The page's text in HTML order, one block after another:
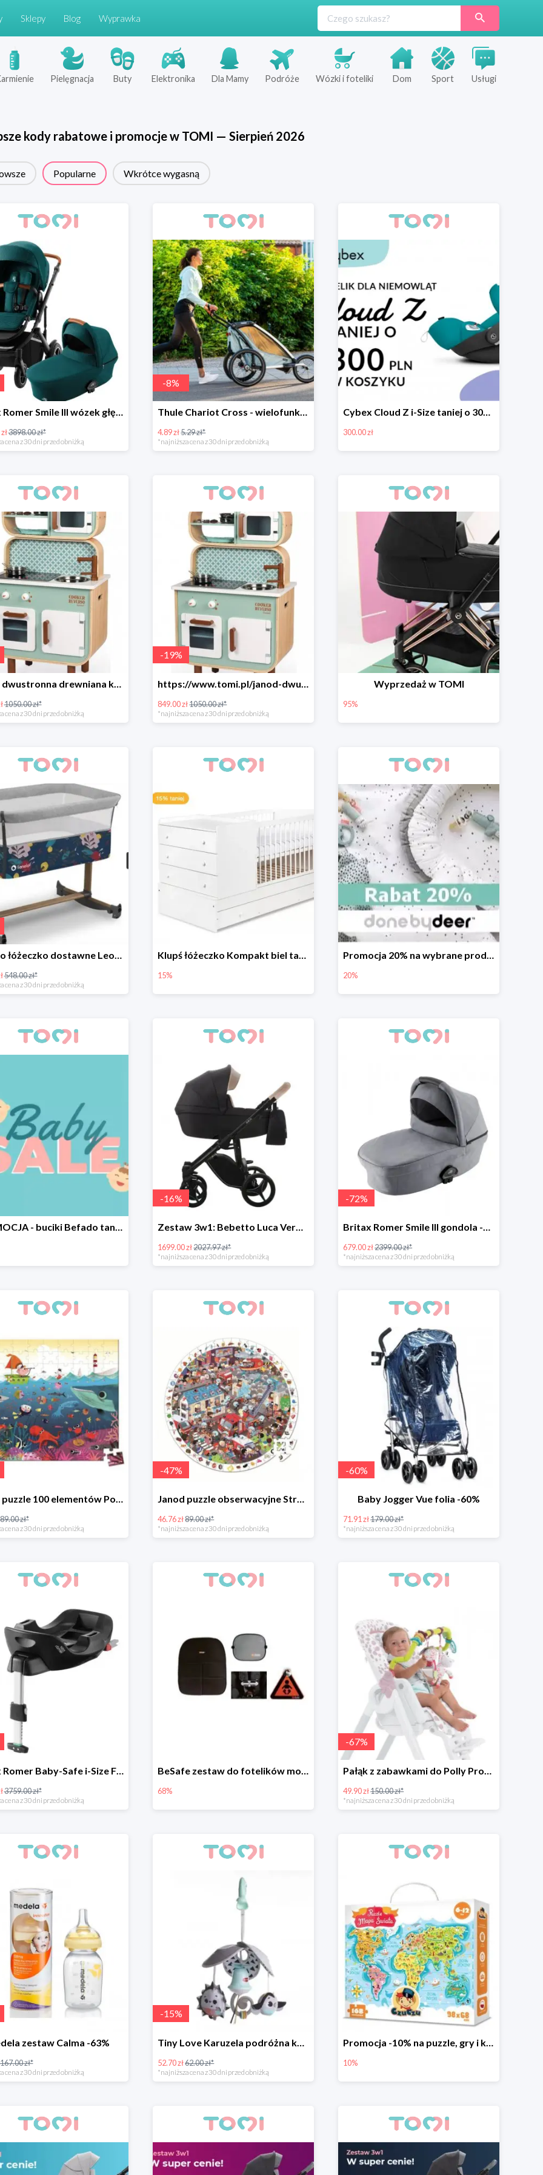
Sklepy Blog Wyprawka
Pielęgnacja Buty Elektronika Dla Mamy Podróże Wózki i foteliki Dom Sport Usługi
kody rabatowe i promocje w TOMI — Sierpień 2026
Popularne Wkrótce wygasną
Britax Romer Smile III wózek głęboko-spacerowy
3898.00 zł*
cena z 30 dni przed obniżką
-8%
Thule Chariot Cross - wielofunkcyjna przyczepka sportowa
4.89 zł5.29 zł*
*najniższa cena z 30 dni przed obniżką
Cybex Cloud Z i-Size taniej o 300zł
300.00 zł
Janod dwustronna drewniana kuchnia z pralką 2w1
1050.00 zł*
cena z 30 dni przed obniżką
-19%
https://www.tomi.pl/janod-dwustronna-drewniana-kuchnia-z-pralka-2w1-z-dzwiekiem-swiatlem/
849.00 zł1050.00 zł*
*najniższa cena z 30 dni przed obniżką
Wyprzedaż w TOMI
95%
Lionelo łóżeczko dostawne Leonie Grey Stone -12%
548.00 zł*
cena z 30 dni przed obniżką
Klupś łóżeczko Kompakt biel tanie 15%
15%
Promocja 20% na wybrane produkty Done by Deer
20%
PROMOCJA - buciki Befado taniej o 20%
-16%
Zestaw 3w1: Bebetto Luca Vero + Avionaut Pixel taniej -15%
1699.00 zł2027.97 zł*
*najniższa cena z 30 dni przed obniżką
-72%
Britax Romer Smile III gondola -72%
679.00 zł2399.00 zł*
*najniższa cena z 30 dni przed obniżką
Janod puzzle 100 elementów Podwodny Świat -47%
89.00 zł*
cena z 30 dni przed obniżką
-47%
Janod puzzle obserwacyjne Straż pożarna -47%
46.76 zł89.00 zł*
*najniższa cena z 30 dni przed obniżką
-60%
Baby Jogger Vue folia -60%
71.91 zł179.00 zł*
*najniższa cena z 30 dni przed obniżką
Britax Romer Baby-Safe i-Size Flex Base -82%
3759.00 zł*
cena z 30 dni przed obniżką
BeSafe zestaw do fotelików montowanych przodem do kierunku jazdy
68%
-67%
Pałąk z zabawkami do Polly Progress -67%
49.90 zł150.00 zł*
*najniższa cena z 30 dni przed obniżką
zestaw Calma -63%
167.00 zł*
cena z 30 dni przed obniżką
-15%
Tiny Love Karuzela podróżna kompaktowa Pack&Go
52.70 zł62.00 zł*
*najniższa cena z 30 dni przed obniżką
Promocja -10% na puzzle, gry i karty edukacyjne CzuCzu
10%